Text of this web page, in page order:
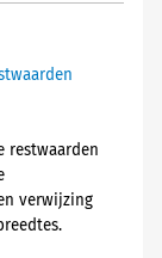
restwaarden
verwijzing